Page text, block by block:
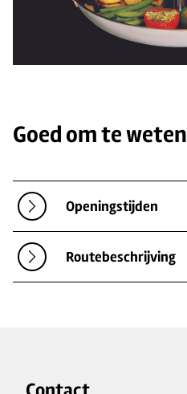
Goed om te weten
Openingstijden
Routebeschrijving